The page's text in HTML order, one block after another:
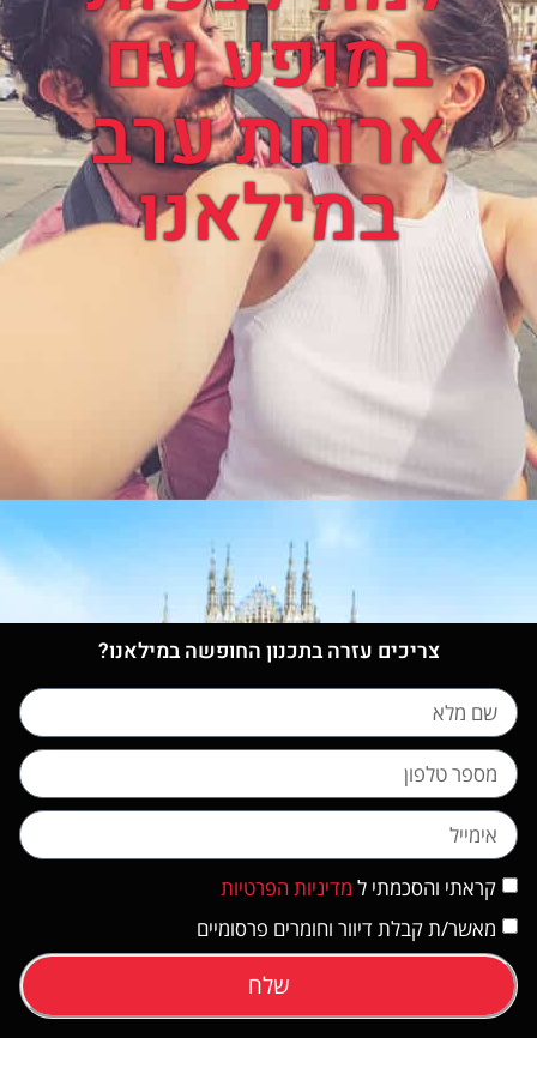
במופע עם
ארוחת ערב
במילאנו
צריכים עזרה בתכנון החופשה במילאנו?
קראתי והסכמתי ל מדיניות הפרטיות
מאשר/ת קבלת דיוור וחומרים פרסומיים
שלח